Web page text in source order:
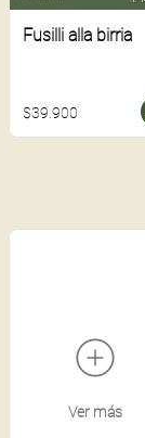
Fusilli alla birria
$39.900
Ver más